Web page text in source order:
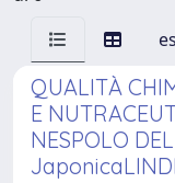
QUALITÀ
E
NESPOLO